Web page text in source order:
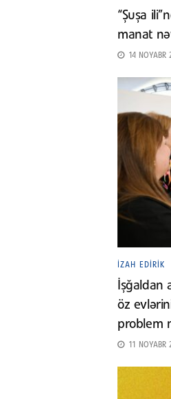
“Şuşa
manat
14 NOYABR
İZAH EDIRIK
İşğaldan
öz
problem
11 NOYABR